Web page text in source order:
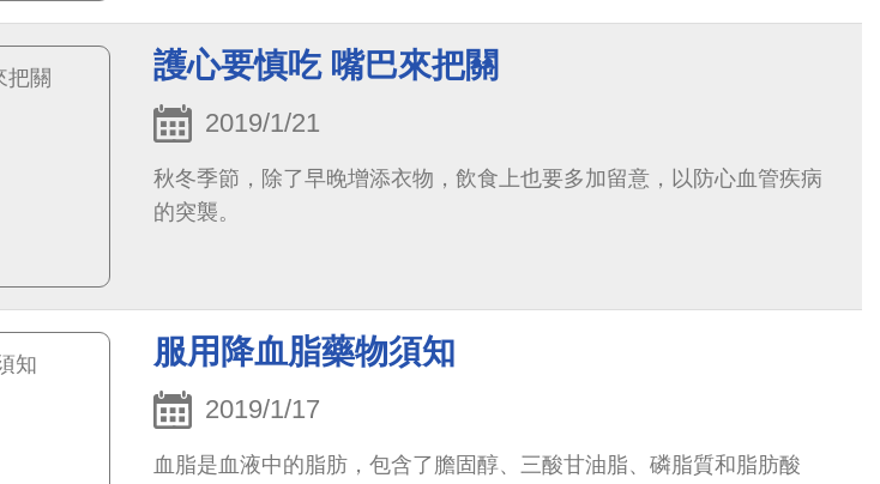
護心要慎吃 嘴巴來把關
2019/1/21
秋冬季節，除了早晚增添衣物，飲食上也要多加留意，以防心血管疾病
的突襲。
服用降血脂藥物須知
2019/1/17
血脂是血液中的脂肪，包含了膽固醇、三酸甘油脂、磷脂質和脂肪酸